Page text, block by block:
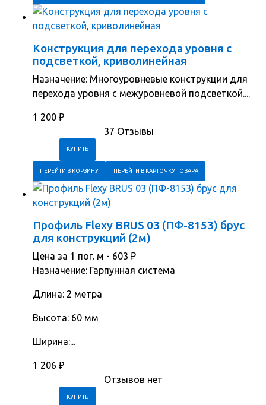
Конструкция для перехода уровня с
подсветкой, криволинейная
Назначение: Многоуровневые конструкции для
перехода уровня с межуровневой подсветкой....
1 200 ₽
37 Отзывы
ПЕРЕЙТИ В КОРЗИНУ ПЕРЕЙТИ В КАРТОЧКУ ТОВАРА
Профиль Flexy BRUS 03 (ПФ-8153) брус
для конструкций (2м)
Цена за 1 пог. м - 603 ₽
Назначение: Гарпунная система
Длина: 2 метра
Высота: 60 мм
Ширина:...
1 206 ₽
Отзывов нет